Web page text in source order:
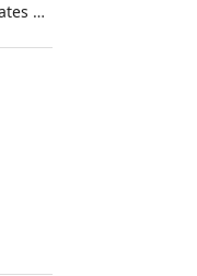
Power Integrations Demonstrates World’s First 2200 V GaN Technology for Next-Era High-Voltage Power Systems